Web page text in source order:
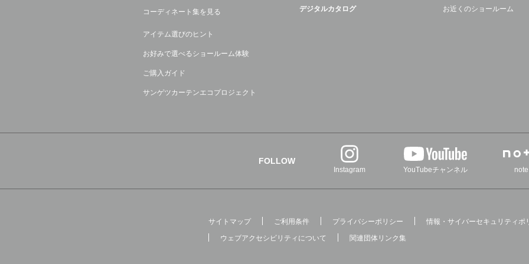
コーディネート集を見る
アイテム選びのヒント
お好みで選べるショールーム体験
ご購入ガイド
サンゲツカーテンエコプロジェクト
デジタルカタログ お近くのショールーム
FOLLOW
Instagram YouTubeチャンネル note
サイトマップ ご利用条件 プライバシーポリシー
情報・サイバーセキュリティポ
ウェブアクセシビリティについて
関連団体リンク集